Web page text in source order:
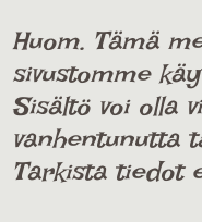
Huom. Tämä
sivustomme
Sisältö voi olla
vanhentunutta
Tarkista tiedot